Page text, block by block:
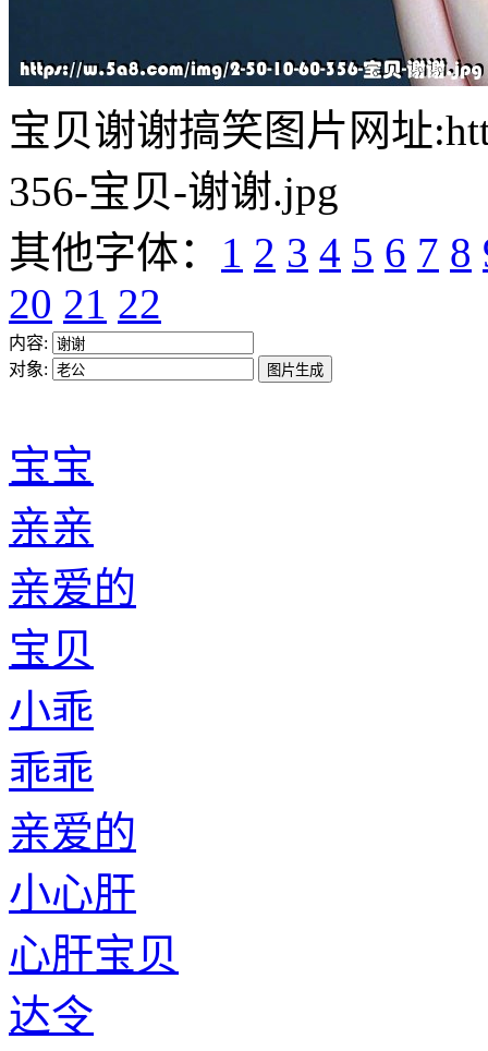
宝贝谢谢搞笑图片网址
356-宝贝-谢谢.jpg
其他字体： 1 2 3 4 5 6 7 8
20 21 22
内容:
对象:
宝宝
亲亲
亲爱的
宝贝
小乖
乖乖
亲爱的
小心肝
心肝宝贝
达令